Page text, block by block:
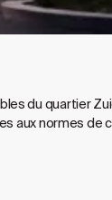
du quartier
aux normes de